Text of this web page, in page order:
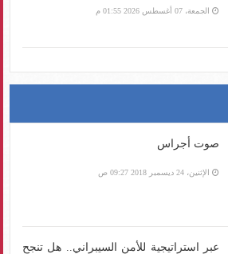
الجمعة، 07 أغسطس 2026 01:55 م
صوت أجراس
الإثنين، 24 ديسمبر 2018 09:27 ص
عبر استراتيجية للأمن السيبراني.. هل تنجح